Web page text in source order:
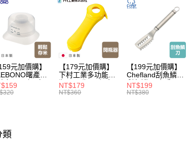
元加價購】
曙產業
杯漏斗組(白)/
杯/米桶/量米
【179元加價購】
下村工業多功能開
瓶器/開瓶器/餐廚
用品/料理道具/任
NT$179
NT$360
【199元加價購】
Chefland刮魚鱗刀/
刮魚鱗器/廚房用
品/料理道具/任二
NT$199
NT$380
類